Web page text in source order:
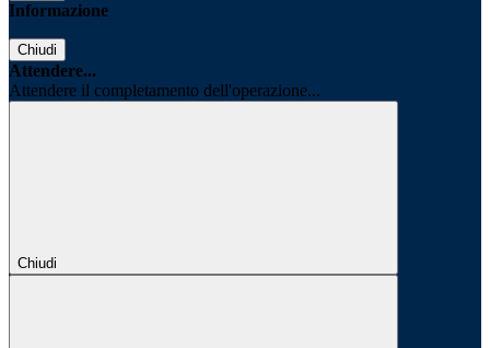
Informazione
Chiudi
Attendere...
Attendere il completamento dell'operazione...
Chiudi